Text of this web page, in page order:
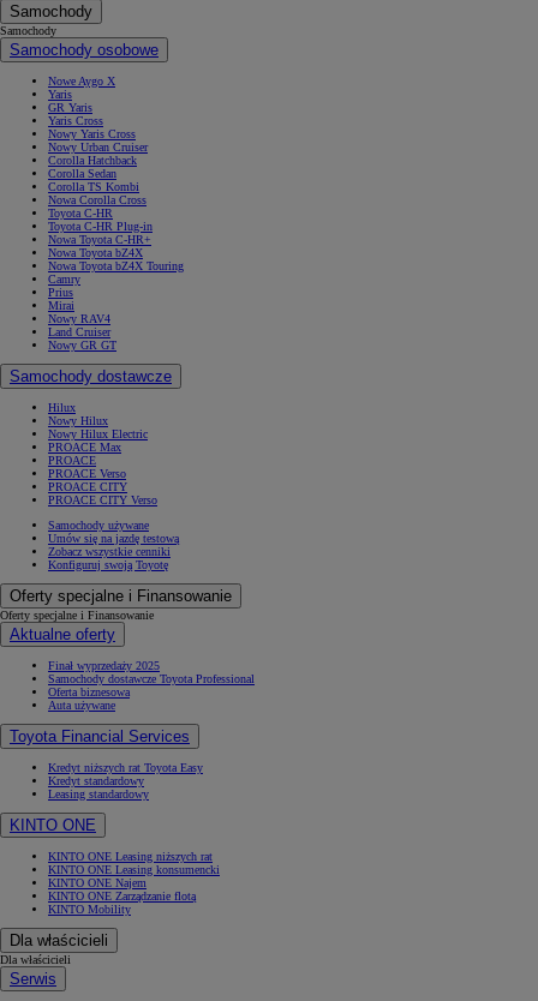
Samochody
Samochody
Samochody osobowe
Nowe Aygo X
Yaris
GR Yaris
Yaris Cross
Nowy Yaris Cross
Nowy Urban Cruiser
Corolla Hatchback
Corolla Sedan
Corolla TS Kombi
Nowa Corolla Cross
Toyota C-HR
Toyota C-HR Plug-in
Nowa Toyota C-HR+
Nowa Toyota bZ4X
Nowa Toyota bZ4X Touring
Camry
Prius
Mirai
Nowy RAV4
Land Cruiser
Nowy GR GT
Samochody dostawcze
Hilux
Nowy Hilux
Nowy Hilux Electric
PROACE Max
PROACE
PROACE Verso
PROACE CITY
PROACE CITY Verso
Samochody używane
Umów się na jazdę testową
Zobacz wszystkie cenniki
Konfiguruj swoją Toyotę
Oferty specjalne i Finansowanie
Oferty specjalne i Finansowanie
Aktualne oferty
Finał wyprzedaży 2025
Samochody dostawcze Toyota Professional
Oferta biznesowa
Auta używane
Toyota Financial Services
Kredyt niższych rat Toyota Easy
Kredyt standardowy
Leasing standardowy
KINTO ONE
KINTO ONE Leasing niższych rat
KINTO ONE Leasing konsumencki
KINTO ONE Najem
KINTO ONE Zarządzanie flotą
KINTO Mobility
Dla właścicieli
Dla właścicieli
Serwis